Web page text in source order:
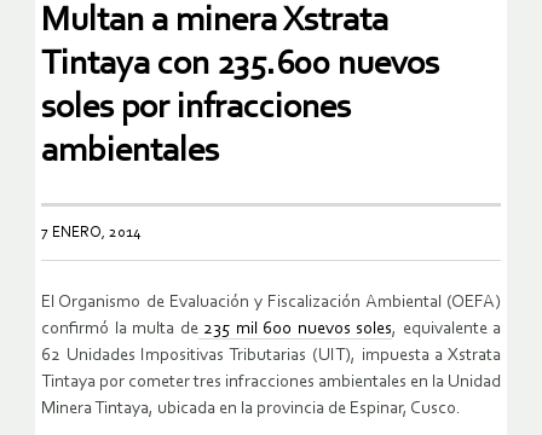
Multan a minera Xstrata
Tintaya con 235.600 nuevos
soles por infracciones
ambientales
7 ENERO, 2014
El Organismo de Evaluación y Fiscalización Ambiental (OEFA)
confirmó la multa de235 mil 600 nuevos soles, equivalente a
62 Unidades Impositivas Tributarias (UIT), impuesta a Xstrata
Tintaya por cometer tres infracciones ambientales en la Unidad
Minera Tintaya, ubicada en la provincia de Espinar, Cusco.